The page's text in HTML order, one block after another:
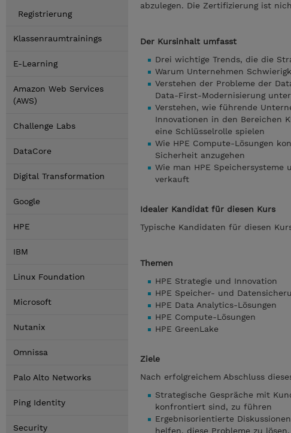
Registrierung
Klassenraumtrainings
E-Learning
Amazon Web Services
(AWS)
Challenge Labs
DataCore
Digital Transformation
Google
HPE
IBM
Linux Foundation
Microsoft
Nutanix
Omnissa
Palo Alto Networks
Ping Identity
Security
abzulegen. Die Zertifizierung ist
Der Kursinhalt umfasst
Drei wichtige Trends, die die
Warum Unternehmen
Verstehen der Probleme der
Data-First-Modernisierung
Verstehen, wie führende
Innovationen in den Bereichen
eine Schlüsselrolle spielen
Wie HPE Compute-Lösungen
Sicherheit anzugehen
Wie man HPE Speichersysteme
verkauft
Idealer Kandidat für diesen Kurs
Typische Kandidaten für diesen
Themen
HPE Strategie und Innovation
HPE Speicher- und
HPE Data Analytics-Lösungen
HPE Compute-Lösungen
HPE GreenLake
Ziele
Nach erfolgreichem Abschluss
Strategische Gespräche mit
konfrontiert sind, zu führen
Ergebnisorientierte
helfen, diese Probleme zu